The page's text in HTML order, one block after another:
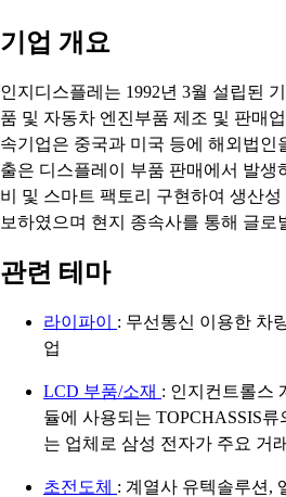
기업 개요
인지디스플레는 1992년 3월 설립된
품 및 자동차 엔진부품 제조 및 판매
속기업은 중국과 미국 등에 해외법인
출은 디스플레이 부품 판매에서 발생
비 및 스마트 팩토리 구현하여 생산
보하였으며 현지 종속사를 통해 글로
관련 테마
라이파이 : 무선통신 이용한 차
업
LCD 부품/소재 : 인지컨트롤스
듈에 사용되는 TOPCHASSIS
는 업체로 삼성 전자가 주요 거
초전도체 : 계열사 유텍솔루션,